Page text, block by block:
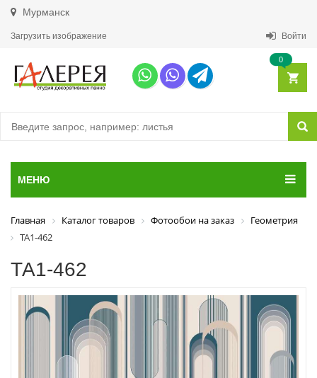
Мурманск
Загрузить изображение Войти
0
МЕНЮ
Главная Каталог товаров Фотообои на заказ
Геометрия
ТА1-462
ТА1-462